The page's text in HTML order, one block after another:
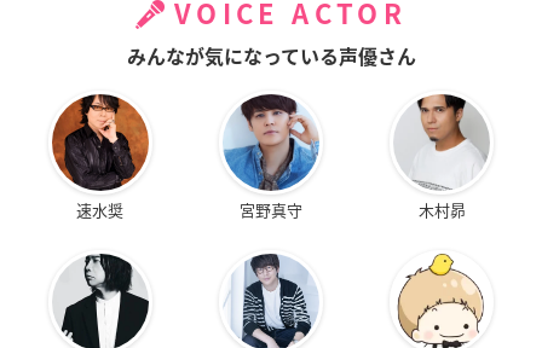
VOICE ACTOR
みんなが気になっている声優さん
速水奨 宮野真守 木村昴